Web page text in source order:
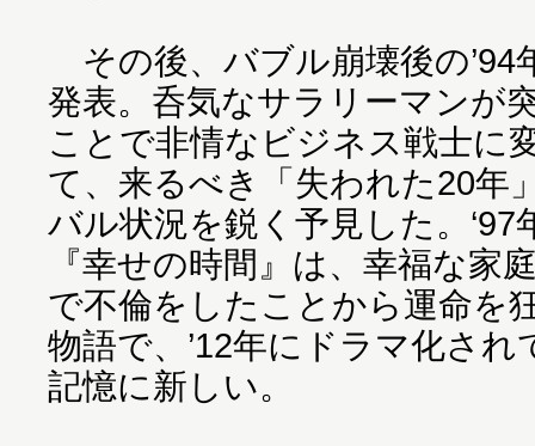
その後、バブル崩壊後の’94
発表。呑気なサラリーマンが
ことで非情なビジネス戦士に
て、来るべき「失われた20年
バル状況を鋭く予見した。
『幸せの時間』は、幸福な家
で不倫をしたことから運命を
物語で、’12年にドラマ化さ
記憶に新しい。